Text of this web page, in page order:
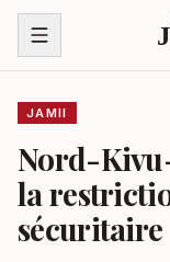
Ruka kwenye
JAMII
Nord-
la
sécuritaire